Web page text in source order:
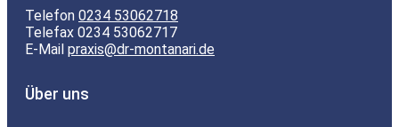
Telefon 0234 53062718
Telefax 0234 53062717
E-Mail praxis@dr-montanari.de
Über uns